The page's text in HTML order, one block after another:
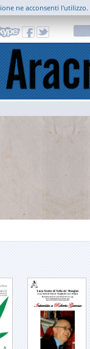
ne acconsenti l'utilizzo.